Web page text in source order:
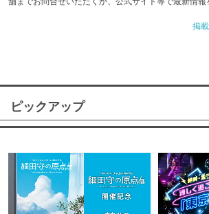
掲
ピックアップ